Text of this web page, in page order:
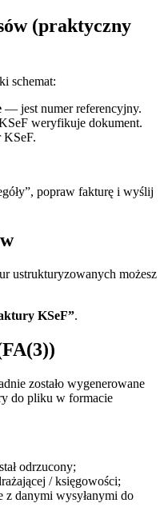
(praktyczny
schemat:
— jest numer referencyjny.
weryfikuje dokument.
popraw fakturę i wyślij
ustrukturyzowanych możesz
KSeF”.
zostało wygenerowane
do pliku w formacie
odrzucony;
/ księgowości;
z danymi wysyłanymi do